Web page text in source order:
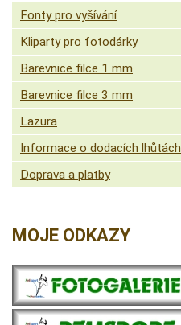
Fonty pro vyšívání
Kliparty pro fotodárky
Barevnice filce 1 mm
Barevnice filce 3 mm
Lazura
Informace o dodacích lhůtách
Doprava a platby
MOJE ODKAZY